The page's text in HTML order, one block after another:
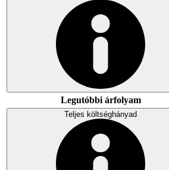
Legutóbbi árfolyam
Teljes költséghányad